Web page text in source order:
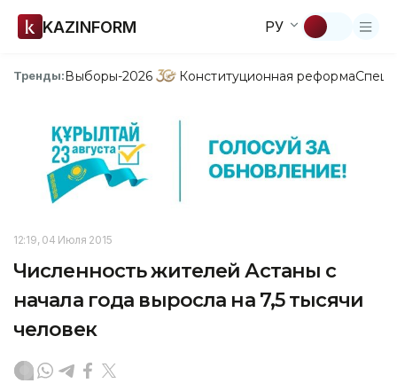
KAZINFORM РУ
Тренды:Выборы-2026 Конституционная реформа
12:19, 04 Июля 2015
Численность жителей Астаны с
начала года выросла на 7,5 тысячи
человек